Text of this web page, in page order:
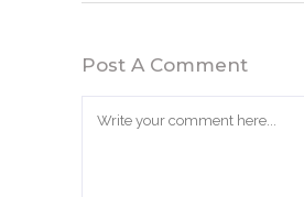
Post A Comment